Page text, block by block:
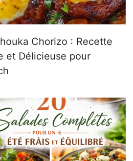
Chorizo : Recette
et Délicieuse pour